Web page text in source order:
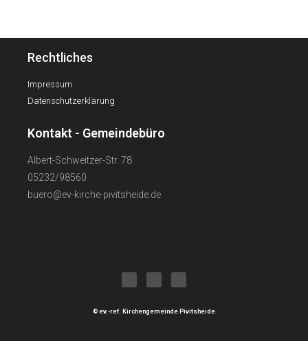
Kontakt - Gemeindebüro
Albert-Schweitzer-Str. 78
05232/98560
buero@ev-kirche-pivitsheide.de
Rechtliches
Impressum
Datenschutzerklärung
© ev.-ref. Kirchengemeinde Pivitsheide